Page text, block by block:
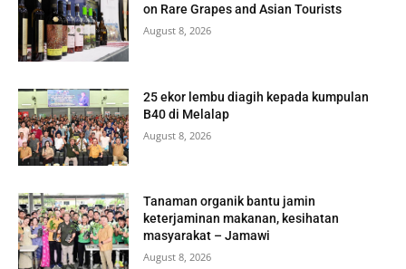
on Rare Grapes and Asian Tourists
August 8, 2026
25 ekor lembu diagih kepada kumpulan
B40 di Melalap
August 8, 2026
Tanaman organik bantu jamin
keterjaminan makanan, kesihatan
masyarakat – Jamawi
August 8, 2026